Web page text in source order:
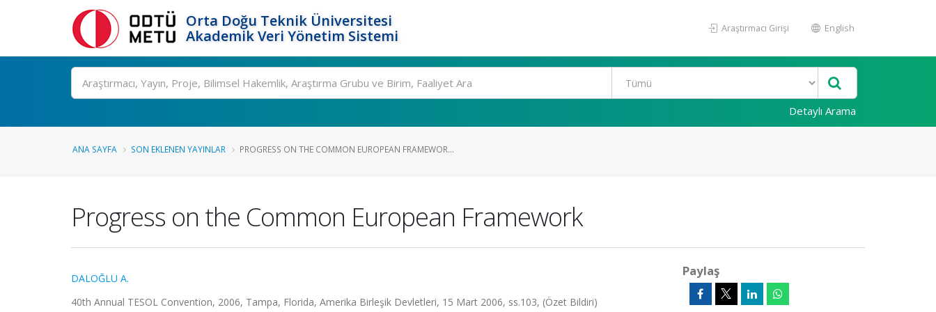
Orta Doğu Teknik Üniversitesi
Akademik Veri Yönetim Sistemi
Araştırmacı Girişi English
Ara
Detaylı Arama
ANA SAYFA SON EKLENEN YAYINLAR PROGRESS ON THE COMMON EUROPEAN FRAMEWOR...
Progress on the Common European Framework
DALOĞLU A.
40th Annual TESOL Convention, 2006, Tampa, Florida, Amerika Birleşik Devletleri, 15 Mart 2006, ss.103, (Özet Bildiri)
Paylaş